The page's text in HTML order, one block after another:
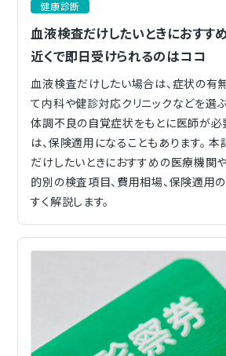
健康診断
血液検査だけしたいときにおすす
近くで即日受けられるのはココ
血液検査だけしたい場合は、症状の有
て内科や健診対応クリニックなどを選ぶ
体調不良の自覚症状をもとに医師が必
は、保険適用になることもあります。
だけしたいときにおすすめの医療機関
的別の検査項目、費用相場、保険適用
すく解説します。